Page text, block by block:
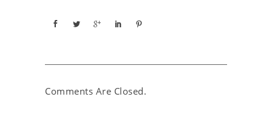
Comments Are Closed.